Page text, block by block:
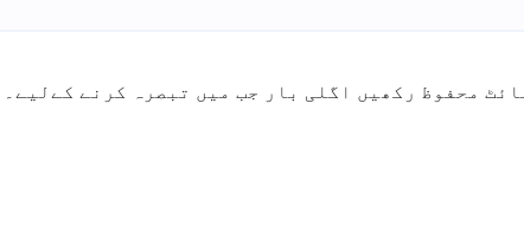
محفوظ رکھیں اگلی بار جب میں تبصرہ کرنے کےلیے۔